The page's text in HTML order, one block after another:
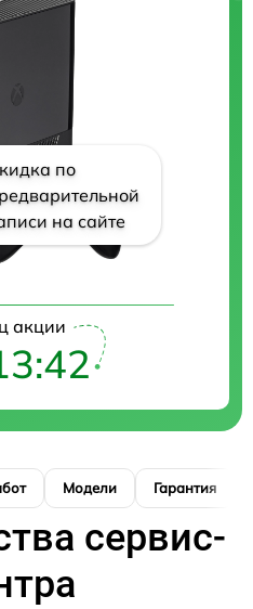
по
на сайте
акции
Модели Гарантия
сервис-